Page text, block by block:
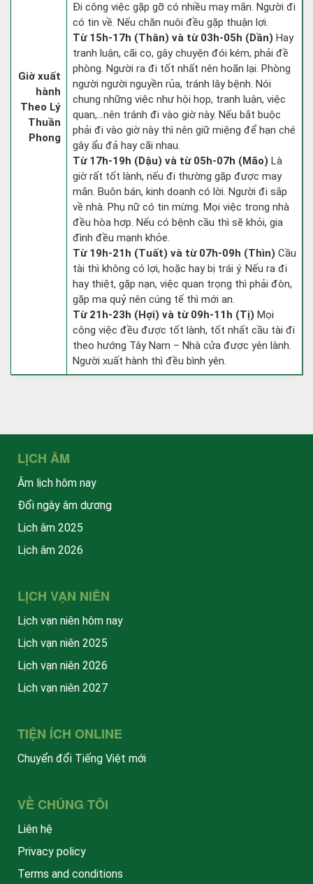
Giờ xuất
hành
Theo Lý
Thuần
Phong
Đi công việc gặp gỡ có nhiều may mắn. Người đi
có tin về. Nếu chăn nuôi đều gặp thuận lợi.
Từ 15h-17h (Thân) và từ 03h-05h (Dần) Hay
tranh luận, cãi cọ, gây chuyện đói kém, phải đề
phòng. Người ra đi tốt nhất nên hoãn lại. Phòng
người người nguyền rủa, tránh lây bệnh. Nói
chung những việc như hội họp, tranh luận, việc
quan,…nên tránh đi vào giờ này. Nếu bắt buộc
phải đi vào giờ này thì nên giữ miệng để hạn ché
gây ẩu đả hay cãi nhau.
Từ 17h-19h (Dậu) và từ 05h-07h (Mão) Là
giờ rất tốt lành, nếu đi thường gặp được may
mắn. Buôn bán, kinh doanh có lời. Người đi sắp
về nhà. Phụ nữ có tin mừng. Mọi việc trong nhà
đều hòa hợp. Nếu có bệnh cầu thì sẽ khỏi, gia
đình đều mạnh khỏe.
Từ 19h-21h (Tuất) và từ 07h-09h (Thìn) Cầu
tài thì không có lợi, hoặc hay bị trái ý. Nếu ra đi
hay thiệt, gặp nạn, việc quan trọng thì phải đòn,
gặp ma quỷ nên cúng tế thì mới an.
Từ 21h-23h (Hợi) và từ 09h-11h (Tị) Mọi
công việc đều được tốt lành, tốt nhất cầu tài đi
theo hướng Tây Nam – Nhà cửa được yên lành.
Người xuất hành thì đều bình yên.
LỊCH ÂM
Âm lịch hôm nay
Đổi ngày âm dương
Lịch âm 2025
Lịch âm 2026
LỊCH VẠN NIÊN
Lịch vạn niên hôm nay
Lịch vạn niên 2025
Lịch vạn niên 2026
Lịch vạn niên 2027
TIỆN ÍCH ONLINE
Chuyển đổi Tiếng Việt mới
VỀ CHÚNG TÔI
Liên hệ
Privacy policy
Terms and conditions